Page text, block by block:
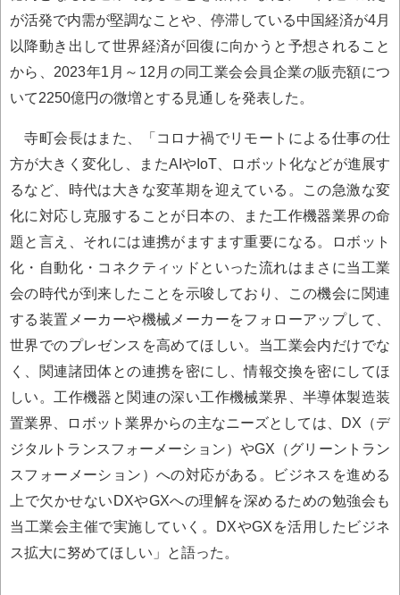
が活発で内需が堅調なことや、停滞している中国経済が4月
以降動き出して世界経済が回復に向かうと予想されること
から、2023年1月～12月の同工業会会員企業の販売額につ
いて2250億円の微増とする見通しを発表した。
寺町会長はまた、「コロナ禍でリモートによる仕事の仕
方が大きく変化し、またAIやIoT、ロボット化などが進展す
るなど、時代は大きな変革期を迎えている。この急激な変
化に対応し克服することが日本の、また工作機器業界の命
題と言え、それには連携がますます重要になる。ロボット
化・自動化・コネクティッドといった流れはまさに当工業
会の時代が到来したことを示唆しており、この機会に関連
する装置メーカーや機械メーカーをフォローアップして、
世界でのプレゼンスを高めてほしい。当工業会内だけでな
く、関連諸団体との連携を密にし、情報交換を密にしてほ
しい。工作機器と関連の深い工作機械業界、半導体製造装
置業界、ロボット業界からの主なニーズとしては、DX（デ
ジタルトランスフォーメーション）やGX（グリーントラン
スフォーメーション）への対応がある。ビジネスを進める
上で欠かせないDXやGXへの理解を深めるための勉強会も
当工業会主催で実施していく。DXやGXを活用したビジネ
ス拡大に努めてほしい」と語った。